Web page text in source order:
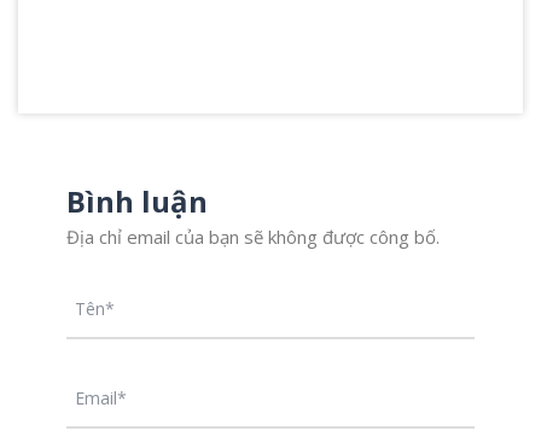
Bình luận
Địa chỉ email của bạn sẽ không được công bố.